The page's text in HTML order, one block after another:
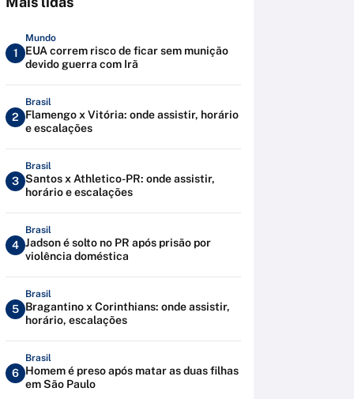
1
Mundo
EUA correm risco de ficar sem munição
devido guerra com Irã
2
Brasil
Flamengo x Vitória: onde assistir, horário
e escalações
3
Brasil
Santos x Athletico-PR: onde assistir,
horário e escalações
4
Brasil
Jadson é solto no PR após prisão por
violência doméstica
5
Brasil
Bragantino x Corinthians: onde assistir,
horário, escalações
6
Brasil
Homem é preso após matar as duas filhas
em São Paulo